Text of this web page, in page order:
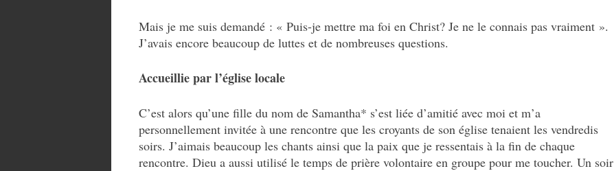
Mais je me suis demandé : « Puis-je mettre ma foi en Christ? Je ne le connais pas vraiment ».
J’avais encore beaucoup de luttes et de nombreuses questions.
Accueillie par l’église locale
C’est alors qu’une fille du nom de Samantha* s’est liée d’amitié avec moi et m’a
personnellement invitée à une rencontre que les croyants de son église tenaient les vendredis
soirs. J’aimais beaucoup les chants ainsi que la paix que je ressentais à la fin de chaque
rencontre. Dieu a aussi utilisé le temps de prière volontaire en groupe pour me toucher. Un soir